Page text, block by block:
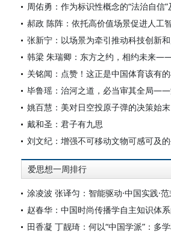
姚百慧：美对日空投原子弹的决策始末
戴和圣：君子有九思
爱思想一周排行